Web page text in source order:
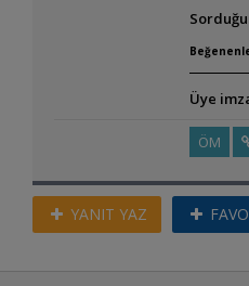
Üye
ÖM
YANIT YAZ